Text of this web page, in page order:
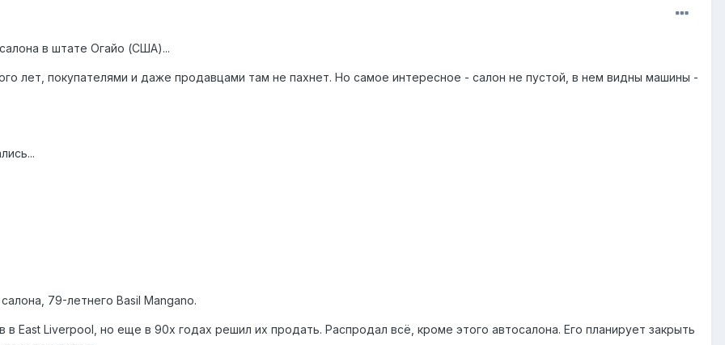
в штате Огайо (США)...
лет, покупателями и даже продавцами там не пахнет. Но самое интересное - салон не пустой, в нем видны машины -
79-летнего Basil Mangano.
в East Liverpool, но еще в 90х годах решил их продать. Распродал всё, кроме этого автосалона. Его планирует закрыть